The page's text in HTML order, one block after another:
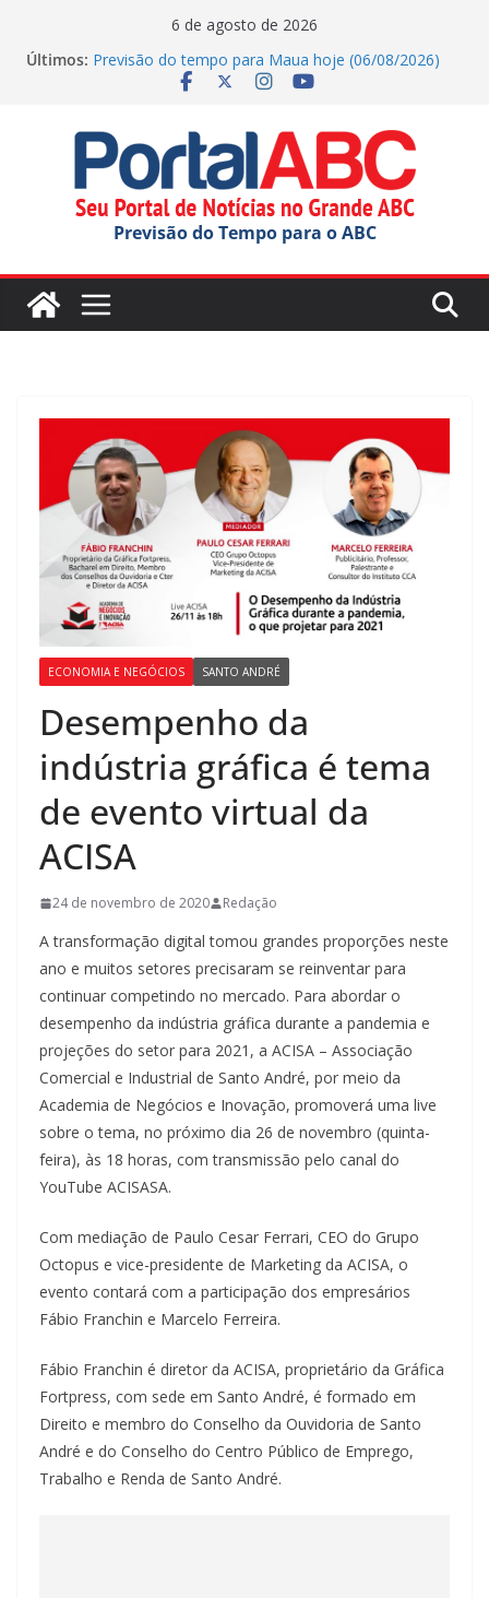
6 de agosto de 2026
Últimos: Previsão do tempo para Maua hoje (06/08/2026)
Jornada do Patrimônio tem atividades em Santo
Ana Carolina Serra comemora criação da lei do Pix
Pensão Alimentícia
Previsão do tempo para Rio Grande Da Serra hoje
(06/08/2026)
Previsão do tempo para Ribeirao Pires hoje
(06/08/2026)
Previsão do Tempo para o ABC
ECONOMIA E NEGÓCIOS SANTO ANDRÉ
Desempenho da
indústria gráfica é tema
de evento virtual da
ACISA
24 de novembro de 2020 Redação
A transformação digital tomou grandes proporções neste
ano e muitos setores precisaram se reinventar para
continuar competindo no mercado. Para abordar o
desempenho da indústria gráfica durante a pandemia e
projeções do setor para 2021, a ACISA – Associação
Comercial e Industrial de Santo André, por meio da
Academia de Negócios e Inovação, promoverá uma live
sobre o tema, no próximo dia 26 de novembro (quinta-
feira), às 18 horas, com transmissão pelo canal do
YouTube ACISASA.
Com mediação de Paulo Cesar Ferrari, CEO do Grupo
Octopus e vice-presidente de Marketing da ACISA, o
evento contará com a participação dos empresários
Fábio Franchin e Marcelo Ferreira.
Fábio Franchin é diretor da ACISA, proprietário da Gráfica
Fortpress, com sede em Santo André, é formado em
Direito e membro do Conselho da Ouvidoria de Santo
André e do Conselho do Centro Público de Emprego,
Trabalho e Renda de Santo André.